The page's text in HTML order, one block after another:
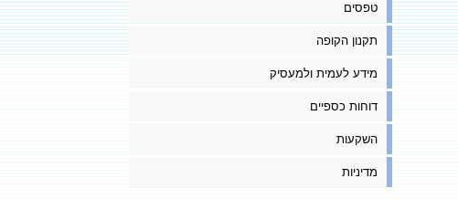
טפסים
תקנון הקופה
מידע לעמית ולמעסיק
דוחות כספיים
השקעות
מדיניות